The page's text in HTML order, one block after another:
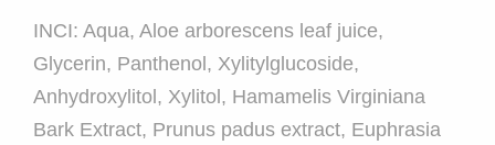
INCI: Aqua, Aloe arborescens leaf juice,
Glycerin, Panthenol, Xylitylglucoside,
Anhydroxylitol, Xylitol, Hamamelis Virginiana
Bark Extract, Prunus padus extract, Euphrasia